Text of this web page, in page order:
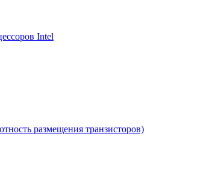
Intel
размещения транзисторов)